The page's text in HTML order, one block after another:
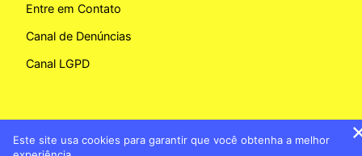
Entre em Contato
Canal de Denúncias
Canal LGPD
Este site usa cookies para garantir que você obtenha a melhor